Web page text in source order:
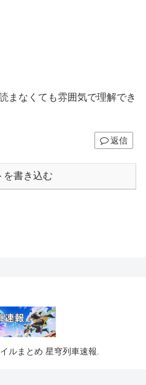
まなくても雰囲気で理解でき
返信
を書き込む
ルまとめ 星穹列車速報.